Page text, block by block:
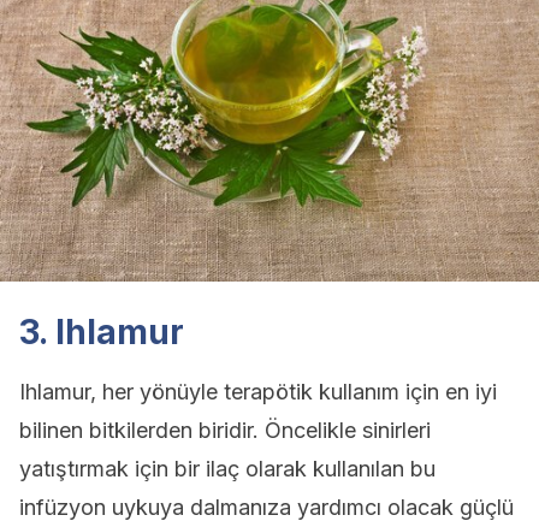
3. Ihlamur
Ihlamur, her yönüyle terapötik kullanım için en iyi
bilinen bitkilerden biridir. Öncelikle sinirleri
yatıştırmak için bir ilaç olarak kullanılan bu
infüzyon uykuya dalmanıza yardımcı olacak güçlü